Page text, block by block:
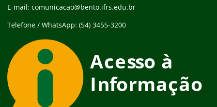
E-mail: comunicacao@bento.ifrs.edu.br
Telefone / WhatsApp: (54) 3455-3200